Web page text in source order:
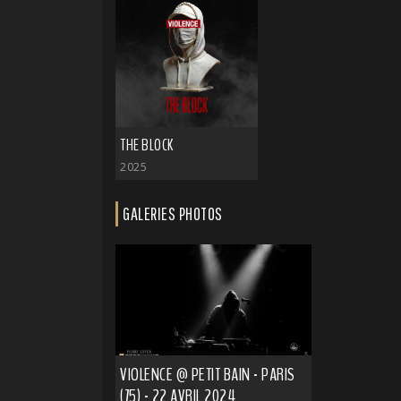
THE BLOCK
2025
GALERIES PHOTOS
VIOLENCE @ PETIT BAIN - PARIS
(75) - 22 AVRIL 2024